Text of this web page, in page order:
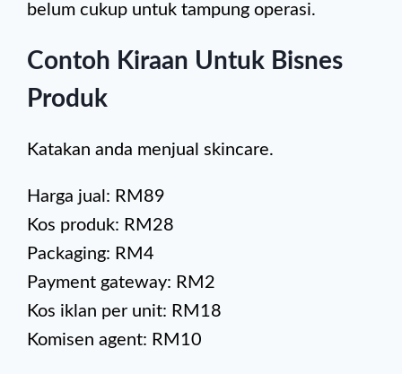
belum cukup untuk tampung operasi.
Contoh Kiraan Untuk Bisnes
Produk
Katakan anda menjual skincare.
Harga jual: RM89
Kos produk: RM28
Packaging: RM4
Payment gateway: RM2
Kos iklan per unit: RM18
Komisen agent: RM10